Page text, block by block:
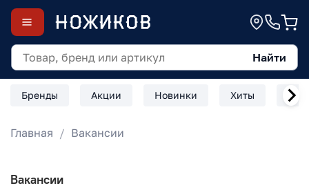
Найти
Бренды Акции Новинки Хиты
Главная Вакансии
Вакансии